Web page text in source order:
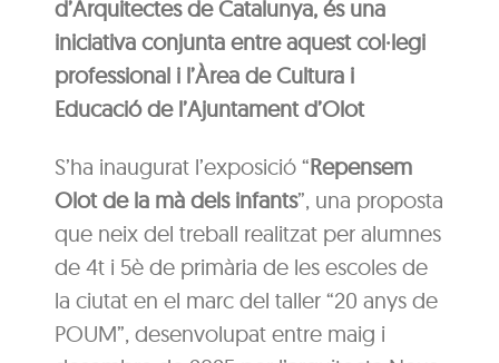
d’Arquitectes de Catalunya, és una
iniciativa conjunta entre aquest col·legi
professional i l’Àrea de Cultura i
Educació de l’Ajuntament d’Olot
S’ha inaugurat l’exposició “Repensem
Olot de la mà dels infants”, una proposta
que neix del treball realitzat per alumnes
de 4t i 5è de primària de les escoles de
la ciutat en el marc del taller “20 anys de
POUM”, desenvolupat entre maig i